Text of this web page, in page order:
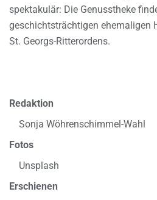
spektakulär: Die Genusstheke
geschichtsträchtigen ehemaligen
St. Georgs-Ritterordens.
Redaktion
Sonja Wöhrenschimmel-Wahl
Fotos
Unsplash
Erschienen